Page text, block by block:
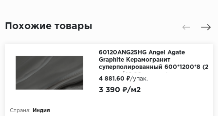
Похожие товары
60120ANG25HG Angel Agate
Graphite Керамогранит
суперполированный 600*1200*8 (2
Страна:
Индия
3 390 ₽/м2
4 881.60 ₽/упак.